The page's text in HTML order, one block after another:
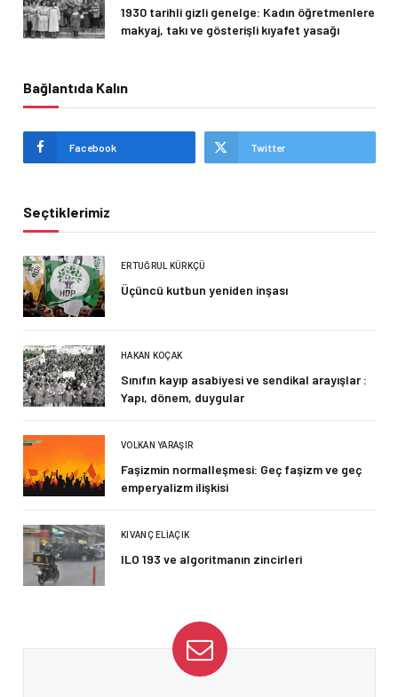
1930 tarihli gizli genelge: Kadın öğretmenlere
makyaj, takı ve gösterişli kıyafet yasağı
Bağlantıda Kalın
Facebook Twitter
Seçtiklerimiz
ERTUĞRUL KÜRKÇÜ
Üçüncü kutbun yeniden inşası
HAKAN KOÇAK
Sınıfın kayıp asabiyesi ve sendikal arayışlar :
Yapı, dönem, duygular
VOLKAN YARAŞIR
Faşizmin normalleşmesi: Geç faşizm ve geç
emperyalizm ilişkisi
KIVANÇ ELIAÇIK
ILO 193 ve algoritmanın zincirleri